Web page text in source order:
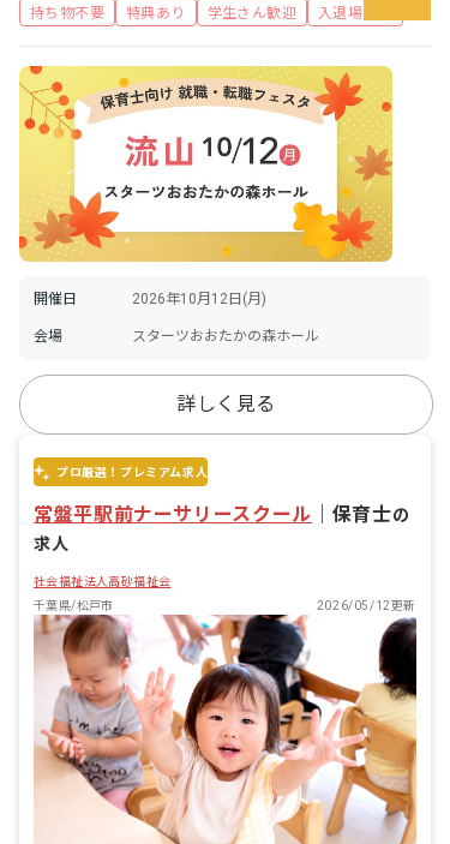
持ち物不要 特典あり 学生さん歓迎 入退場自由
開催日 2026年10月12日(月)
会場 スターツおおたかの森ホール
詳しく見る
プロ厳選！プレミアム求人
常盤平駅前ナーサリースクール 保育士の
求人
社会福祉法人高砂福祉会
千葉県/松戸市
2026/05/12更新